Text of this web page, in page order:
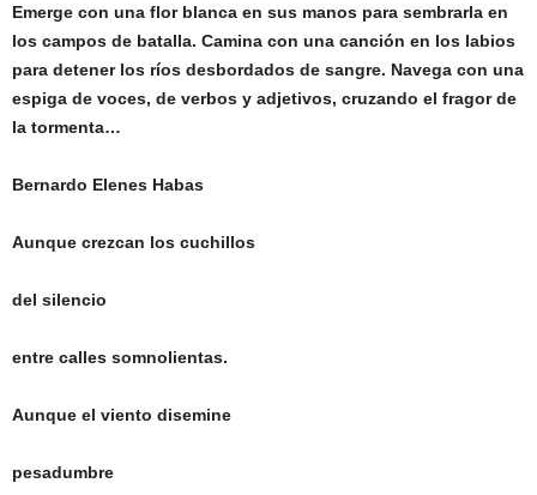
Emerge con una flor blanca en sus manos para sembrarla en
los campos de batalla. Camina con una canción en los labios
para detener los ríos desbordados de sangre. Navega con una
espiga de voces, de verbos y adjetivos, cruzando el fragor de
la tormenta…
Bernardo Elenes Habas
Aunque crezcan los cuchillos
del silencio
entre calles somnolientas.
Aunque el viento disemine
pesadumbre